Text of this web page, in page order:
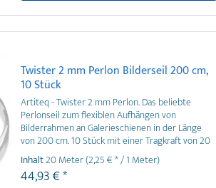
Twister 2 mm Perlon Bilderseil 200 cm,
10 Stück
Artiteq - Twister 2 mm Perlon. Das beliebte
Perlonseil zum flexiblen Aufhängen von
Bilderrahmen an Galerieschienen in der Länge
von 200 cm. 10 Stück mit einer Tragkraft von 20
kg je Perlonseil. Weitere Längen und
Verpackungseinheiten zum Vorteilspreis
erhältlich.
Inhalt20 Meter(2,25 € * / 1 Meter)
44,93 € *